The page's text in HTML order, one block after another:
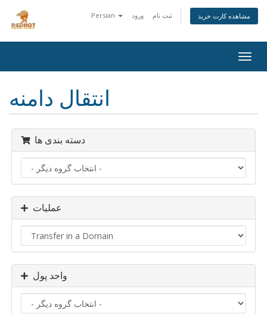
Persian ورود ثبت نام مشاهده کارت خرید
انتقال دامنه
دسته بندی ها
عملیات
واحد پول